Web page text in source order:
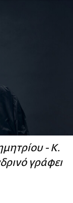
- Κ.
γράφει